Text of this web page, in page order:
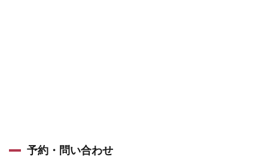
予約・問い合わせ